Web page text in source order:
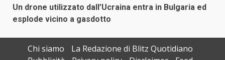
Un drone utilizzato dall’Ucraina entra in Bulgaria ed
esplode vicino a gasdotto
Chi siamo
La Redazione di Blitz Quotidiano